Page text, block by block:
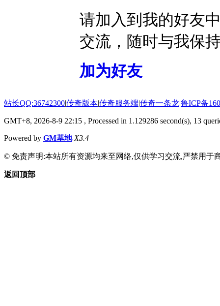
请加入到我的好友
交流，随时与我保
加为好友
站长QQ:36742300|传奇版本|传奇服务端|传奇一条龙|鲁ICP备
GMT+8, 2026-8-9 22:15 , Processed in 1.129286 second(s), 13
Powered by GM基地 X3.4
© 免责声明:本站所有资源均来至网络,仅供学习交流,严禁用于
返回顶部